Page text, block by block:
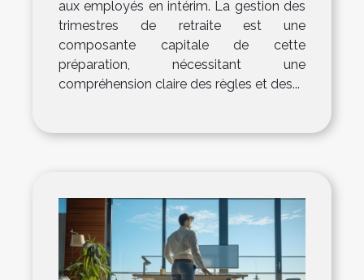
aux employés en intérim. La gestion des
trimestres de retraite est une
composante capitale de cette
préparation, nécessitant une
compréhension claire des règles et des...